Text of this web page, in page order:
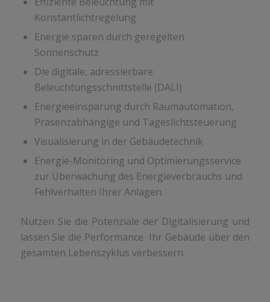
Konstantlichtregelung
Energie sparen durch geregelten
Sonnenschutz
Die digitale, adressierbare
Beleuchtungsschnittstelle (DALI)
Energieeinsparung durch Raumautomation,
Präsenzabhängige und Tageslichtsteuerung
Visualisierung in der Gebäudetechnik
Energie-Monitoring und Optimierungsservice
zur Überwachung des Energieverbrauchs und
Fehlverhalten Ihrer Anlagen.
Nutzen Sie die Potenziale der Digitalisierung und
lassen Sie die Performance Ihr Gebäude über den
gesamten Lebenszyklus verbessern.